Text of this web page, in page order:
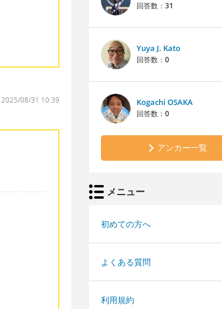
2025/08/31 10:39
回答数： 31
Yuya J. Kato
回答数： 0
Kogachi OSAKA
回答数： 0
アンカー一覧
メニュー
初めての方へ
よくある質問
利用規約